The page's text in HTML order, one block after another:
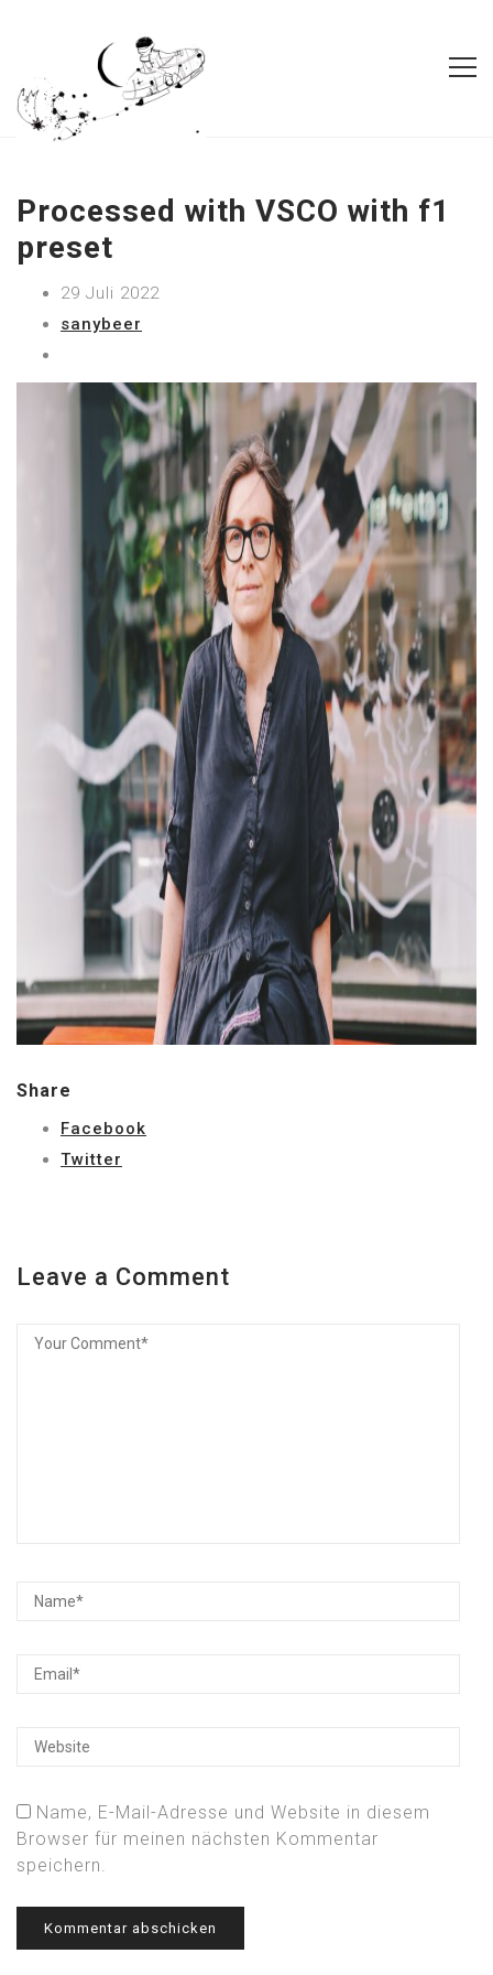
Processed with VSCO with f1
preset
29 Juli 2022
sanybeer
Share
Facebook
Twitter
Leave a Comment
Name, E-Mail-Adresse und Website in diesem
Browser für meinen nächsten Kommentar
speichern.